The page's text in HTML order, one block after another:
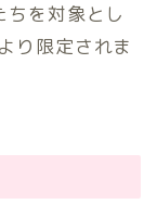
を対象とし
り限定されま